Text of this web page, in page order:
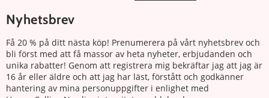
Nyhetsbrev
Få 20 % på ditt nästa köp! Prenumerera på vårt nyhetsbrev och
bli först med att få massor av heta nyheter, erbjudanden och
unika rabatter! Genom att registrera mig bekräftar jag att jag är
16 år eller äldre och att jag har läst, förstått och godkänner
hantering av mina personuppgifter i enlighet med